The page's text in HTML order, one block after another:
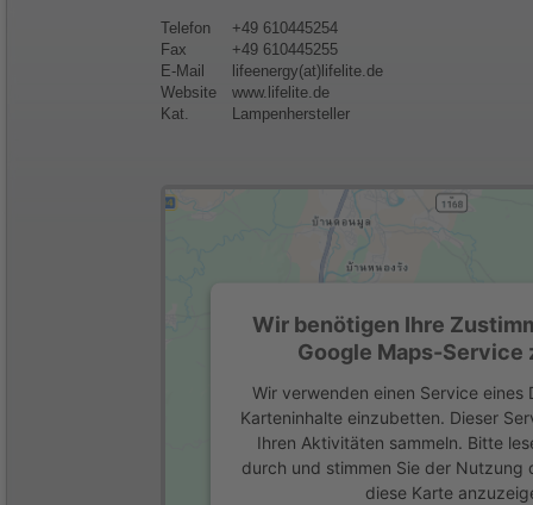
Telefon
+49 610445254
Fax
+49 610445255
E-Mail
lifeenergy(at)lifelite.de
Website
www.lifelite.de
Kat.
Lampenhersteller
Wir benötigen Ihre
Google Maps-Service
Wir verwenden einen Service eines
Karteninhalte einzubetten. Dieser
Ihren Aktivitäten sammeln. Bitte
durch und stimmen Sie der Nutzung
diese Karte